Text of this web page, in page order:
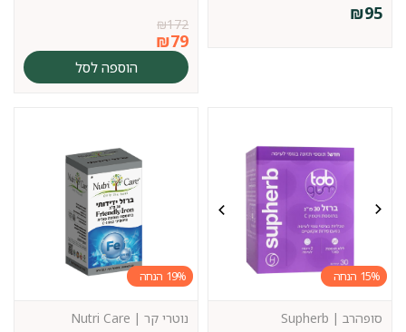
₪95
₪172
₪79
הוספה לסל
15%
סופהרב | Supherb
19%
נוטרי קר | Nutri Care